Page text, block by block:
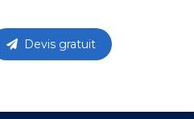
Devis gratuit